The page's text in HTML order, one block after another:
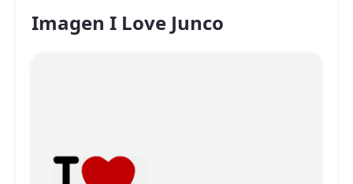
Imagen I Love Junco